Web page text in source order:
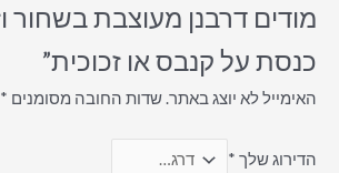
מודים דרבנן מעוצבת בשחור
כנסת על קנבס או זכוכית”
האימייל לא יוצג באתר.שדות החובה מסומנים *
הדירוג שלך *